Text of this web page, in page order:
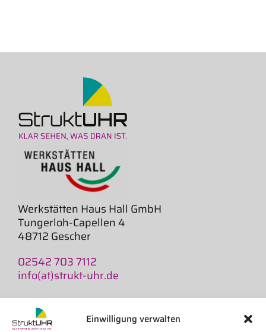
Einwilligung verwalten
Werkstätten Haus Hall GmbH
Tungerloh-Capellen 4
48712 Gescher
02542 703 7112
info(at)strukt-uhr.de
AGB
Widerruf